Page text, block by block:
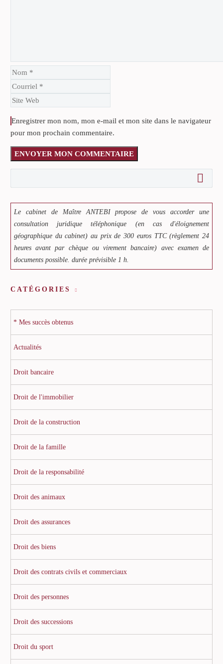
Enregistrer mon nom, mon e-mail et mon site dans le navigateur
pour mon prochain commentaire.
ENVOYER MON COMMENTAIRE
Le cabinet de Maître ANTEBI propose de vous accorder une
consultation juridique téléphonique (en cas d'éloignement
géographique du cabinet) au prix de 300 euros TTC (règlement 24
heures avant par chèque ou virement bancaire) avec examen de
documents possible. durée prévisible 1 h.
CATÉGORIES
* Mes succès obtenus
Actualités
Droit bancaire
Droit de l'immobilier
Droit de la construction
Droit de la famille
Droit de la responsabilité
Droit des animaux
Droit des assurances
Droit des biens
Droit des contrats civils et commerciaux
Droit des personnes
Droit des successions
Droit du sport